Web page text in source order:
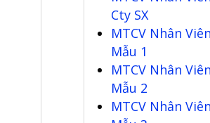
Cty SX
MTCV Nhân
Mẫu 1
MTCV Nhân
Mẫu 2
MTCV Nhân